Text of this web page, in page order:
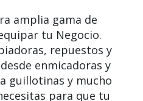
amplia gama de
tu Negocio.
repuestos y
enmicadoras y
guillotinas y mucho
para que tu